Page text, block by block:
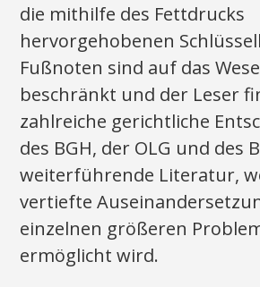
die mithilfe des Fettdrucks
hervorgehobenen
Fußnoten sind auf das
beschränkt und der Leser
zahlreiche gerichtliche
des BGH, der OLG und des
weiterführende Literatur,
vertiefte
einzelnen größeren
ermöglicht wird.